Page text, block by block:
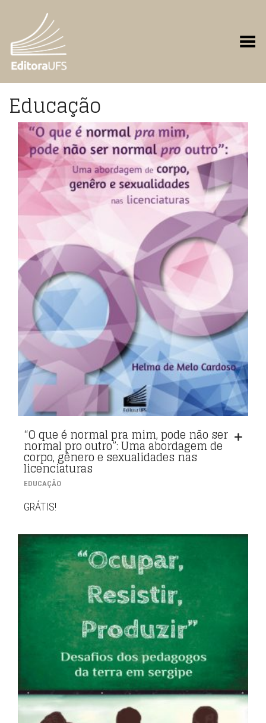
Toggle Menu
Educação
“O que é normal pra mim, pode não ser
normal pro outro”: Uma abordagem de
corpo, gênero e sexualidades nas
licenciaturas
EDUCAÇÃO
GRÁTIS!